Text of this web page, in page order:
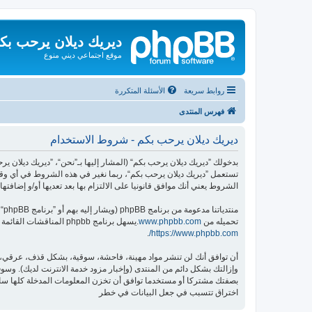
ديريك ديلان يرحب
موقع اجتماعي ديني منوع
روابط سريعة الأسئلة المتكررة
فهرس المنتدى
ديريك ديلان يرحب بكم - شروط الاستخدام
تستعمل ”ديريك ديلان يرحب بكم“، ربما نغير في هذه الشروط في أي
الشروط يعني أنك موافق قانونيا على الالتزام بها بعد تعديها أو/و إضافتها.
منتدياتنا مدعومة من برنامج phpBB (ويشار إليه بهم أو ”برنامج phpBB“ أو “www.phpbb.com” أو ”phpBB Limited“ أو ”phpBB Teams“) وهو برنامج منتديات مرخص تحت “
تحميله من www.phpbb.com .يسهل برنامج phpbb المناقشات القائمة على الإنترنت ؛ phpbb Limited ليست مسؤوله عن السماح و/أو عدم السماح بالمحتوى و/أو السلوك المباح. لمزيد من المعلومات حول phpbb اطلع على
https://www.phpbb.com/
أن توافق أنك لن تنشر مواد مهينة، فاحشة، سوقية، بشكل قذف،
وإزالتك بشكل دائم من المنتدى (وإخبار مزود خدمة الانترنت لديك).
اختراق تتسبب في جعل البيانات في خطر